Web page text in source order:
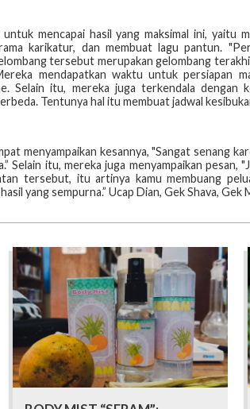
mencapai hasil yang maksimal ini, yaitu
karikatur, dan membuat lagu pantun.
tersebut merupakan gelombang
mendapatkan waktu untuk persiapan
Selain itu, mereka juga terkendala dengan
Tentunya hal itu membuat jadwal
menyampaikan kesannya, "Sangat senang
Selain itu, mereka juga menyampaikan
tersebut, itu artinya kamu membuang
hasil yang sempurna.” Ucap Dian, Gek Shava, Gek